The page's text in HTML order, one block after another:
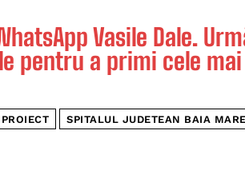
Vasile Dale.
pentru a primi cele
PROIECT SPITALUL JUDETEAN BAIA MARE